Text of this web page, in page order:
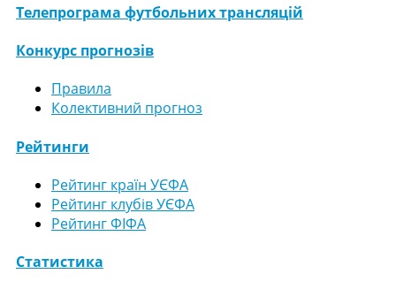
Телепрограма футбольних трансляцій
Конкурс прогнозів
Правила
Колективний прогноз
Рейтинги
Рейтинг країн УЄФА
Рейтинг клубів УЄФА
Рейтинг ФІФА
Статистика